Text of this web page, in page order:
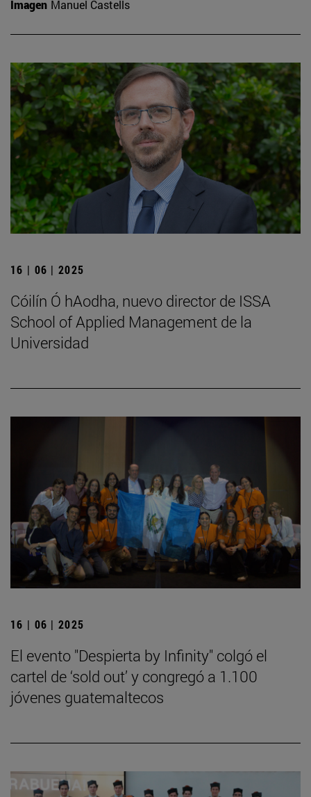
Imagen Manuel Castells
16 | 06 | 2025
Cóilín Ó hAodha, nuevo director de ISSA
School of Applied Management de la
Universidad
16 | 06 | 2025
El evento "Despierta by Infinity" colgó el
cartel de ‘sold out’ y congregó a 1.100
jóvenes guatemaltecos